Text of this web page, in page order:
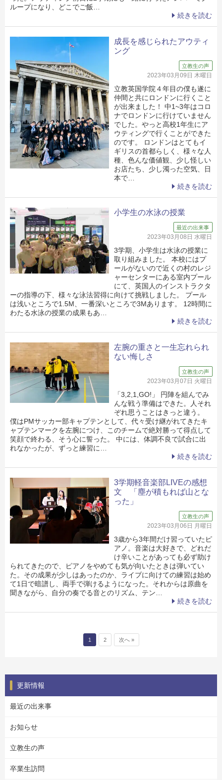
ループになり、どこでご飯…
続きを読む
成長を感じられたアウティ
ング
立教生の声
2023年03月09日 木曜日
立教英国学院４年目の僕も遂に
仲間と共にロンドンに行くこと
が出来ました！ 中1~3年はコロ
ナでロンドンに行けていません
でした。やっと高校1年生にア
ウティングで行くことができた
のです。 ロンドンはとてもイ
ギリスの首都らしく、様々な人
種、色んな価値観、少し怪しい
お店たち、少し濁った空気、日
本で…
続きを読む
小学生の水泳の授業
最近の出来事
2023年03月08日 水曜日
3学期、小学生は水泳の授業に
取り組みました。 本校にはプ
ールがないので近くの村のレジ
ャーセンターにある室内プール
にて、英国人のインストラクタ
ーの指導の下、様々な泳法習得に向けて挑戦しました。 プール
は浅いところで1.5M、一番深いところで3Mあります。 12時間に
わたる水泳の授業の成果もあ…
続きを読む
左腕の重さと一生忘れられ
ない悔しさ
立教生の声
2023年03月07日 火曜日
「3,2,1,GO!」 円陣を組んでみ
んな戦う準備はできた。人それ
ぞれ思うことはきっと違う。
僕はPMサッカー部キャプテンとして、代々受け継がれてきたキ
ャプテンマークを左腕につけ、このチームで絶対勝って得点して
笑顔で終わる、そう心に誓った。 中には、体調不良で試合に出
れなかったが、ずっと練習に…
続きを読む
3学期軽音楽部LIVEの感想
文 「塵が積もれば山とな
った」
立教生の声
2023年03月06日 月曜日
3歳から3年間だけ習っていたピ
アノ。音楽は大好きで、どれだ
け辛いことがあっても必ず助け
られてきたので、ピアノをやめても気が向いたときは弾いてい
た。その成果が少しはあったのか、ライブに向けての練習は始め
て1日で暗譜し、両手で弾けるようになった。それからは原曲を
聞きながら、自分の奏でる音とのリズム、テン…
続きを読む
1 2 次へ »
更新情報
最近の出来事
お知らせ
立教生の声
卒業生訪問